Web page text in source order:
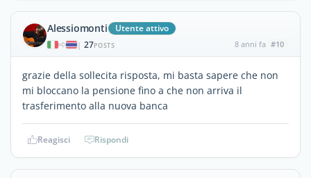
Alessiomonti Utente attivo
| 27POSTS 8 anni fa #10
grazie della sollecita risposta, mi basta sapere che non
mi bloccano la pensione fino a che non arriva il
trasferimento alla nuova banca
Reagisci Rispondi